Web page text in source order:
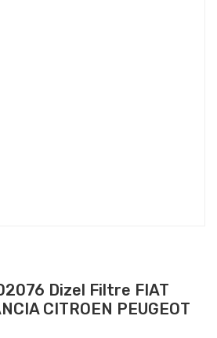
Dizel Filtre FIAT
CITROEN PEUGEOT